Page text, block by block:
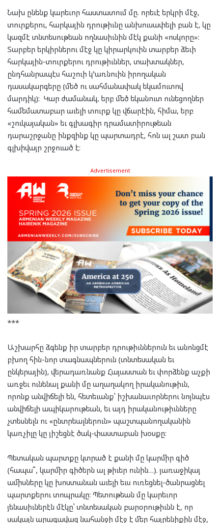
Նախ ընենք կարեւոր հաստատում մը. որեւէ երկրի մէջ,
տուրքերու, հարկային դրութիւնը անխուսափելի բան է, կը
կազմէ տնտեսութեան ողնասիւնին մէկ քանի «ոսկորը»:
Տարբեր երկիրներու մէջ կը կիրարկուին տարբեր ձեւի
հարկային-տուրքերու դրութիւններ, տախտակներ,
ընդհանրապէս հաշուի կ’առնուին իրողական
դասակարգերը (մեծ ու սահմանափակ եկամուտով
մարդիկ): Կար ժամանակ, երբ մեծ եկանուտ ունեցողներ
համեմատաբար աւելի տուրք կը վճարէին, հիմա, երբ
«շուկայական» եւ գլխագիր դրամատիրութեան
դարաշրջանը ինքզինք կը պարտադրէ, հոն ալ շատ բան
գլխիվայր շրջուած է:
Advertisement
***
Աշխարհը ձգենք իր տարբեր դրութիւններուն եւ անոնցմէ
բխող հին-նոր տագնապներուն (տնտեսական եւ
ընկերային), վերադառնանք Հայաստան եւ փորձենք աչքի
առջեւ ունենալ քանի մը աղաղակող իրականութիւն,
որոնք անվիճելի են, հետեւանք՝ իշխանաւորներու նոյնպէս
անվիճելի ապիկարութեան, եւ այդ իրականութիւնները
չտեսնելն ու «ընտրեալներուն» պաշտպանողականին
կառչիլը կը յիշեցնէ ծակ-փաստաբան խօսքը:
Պետական պարտքը կտրած է քանի մը կարմիր գիծ
(հապա՞, կարմիր գիծերն ալ թիւեր ունին…). յառաջիկայ
ամիսները կը խոստանան աւելի եւս ուռեցնել-ծանրացնել
պարտքերու տոպրակը: Պետութեան մը կարեւոր
յենասիւներէն մէկը՝ տնտեսական բարօրութիւնն է, որ
սակայն արագավազ նահանջի մէջ է մեր հայրենիքին մէջ,